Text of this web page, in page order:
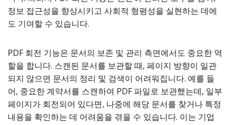
정보 접근성을 향상시키고 사회적 형평성을 실현하는 데에
도 기여할 수 있습니다.
PDF 회전 기능은 문서의 보존 및 관리 측면에서도 중요한 역
할을 합니다. 스캔된 문서를 보관할 때, 페이지 방향이 일관
되지 않으면 문서의 정리 및 검색이 어려워집니다. 예를 들
어, 중요한 계약서를 스캔하여 PDF 파일로 보관했는데, 일부
페이지가 회전되어 있다면, 나중에 해당 문서를 찾거나 특정
내용을 확인하는 데 어려움을 겪을 수 있습니다. 이는 기업